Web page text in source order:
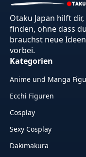
Otaku Japan hilft
finden, ohne dass
brauchst neue
vorbei.
Kategorien
Anime und Manga
Ecchi Figuren
Cosplay
Sexy Cosplay
Dakimakura